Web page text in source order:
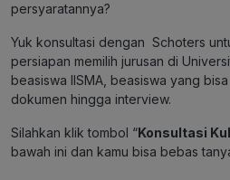
persyaratannya?
Yuk konsultasi dengan Schoters
persiapan memilih jurusan di
beasiswa IISMA, beasiswa yang
dokumen hingga interview.
Silahkan klik tombol “Konsultasi
bawah ini dan kamu bisa bebas